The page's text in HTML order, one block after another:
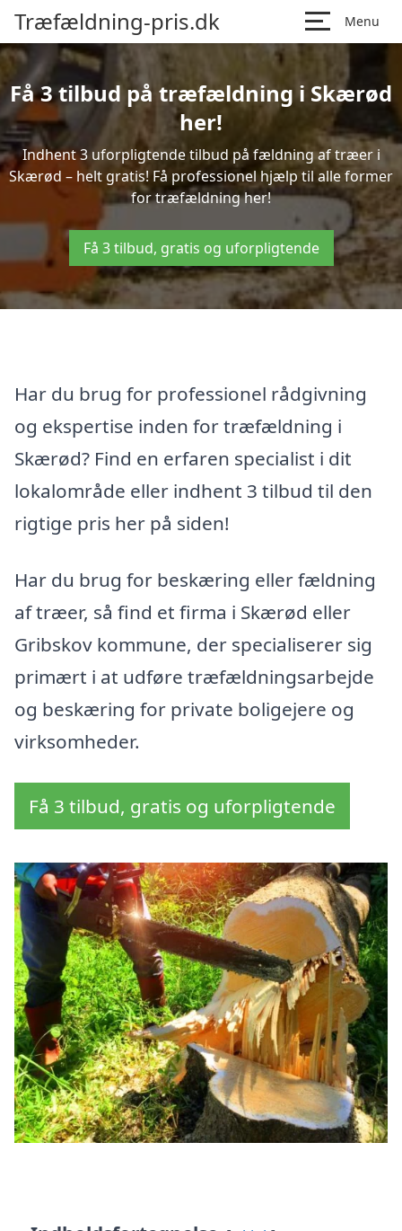
Træfældning-pris.dk Menu
Få 3 tilbud på træfældning i Skærød
her!
Indhent 3 uforpligtende tilbud på fældning af træer i
Skærød – helt gratis! Få professionel hjælp til alle former
for træfældning her!
Få 3 tilbud, gratis og uforpligtende
Har du brug for professionel rådgivning
og ekspertise inden for træfældning i
Skærød? Find en erfaren specialist i dit
lokalområde eller indhent 3 tilbud til den
rigtige pris her på siden!
Har du brug for beskæring eller fældning
af træer, så find et firma i Skærød eller
Gribskov kommune, der specialiserer sig
primært i at udføre træfældningsarbejde
og beskæring for private boligejere og
virksomheder.
Få 3 tilbud, gratis og uforpligtende